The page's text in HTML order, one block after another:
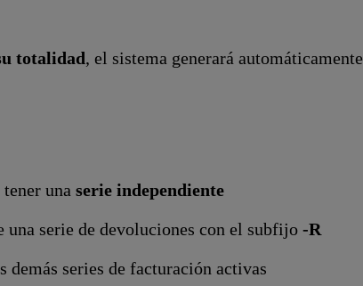
totalidad, el sistema generará automáticamente
una serie independiente
una serie de devoluciones con el subfijo -R
demás series de facturación activas